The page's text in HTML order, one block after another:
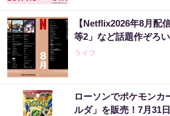
【Netflix2026年8月配
等2」など話題作ぞろ
ライフ
ローソンでポケモンカ
ルダ」を販売！7月31